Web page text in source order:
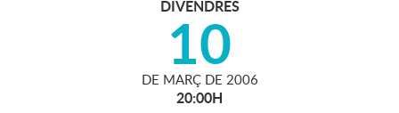
DIVENDRES
10
DE MARÇ DE 2006
20:00H